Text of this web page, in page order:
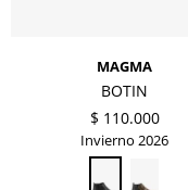
MAGMA
BOTIN
$ 110.000
Invierno 2026